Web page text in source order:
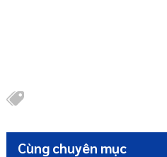
Cùng chuyên mục